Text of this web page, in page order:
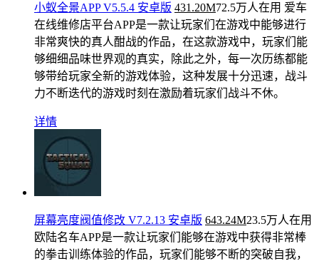
小蚁全景APP V5.5.4 安卓版 431.20M72.5万人在用 爱车
在线维修店平台APP是一款让玩家们在游戏中能够进行
非常爽快的真人酣战的作品，在这款游戏中，玩家们能
够细细品味世界观的真实，除此之外，每一次历练都能
够带给玩家全新的游戏体验，这种发展十分迅速，战斗
力不断迭代的游戏时刻在激励着玩家们战斗不休。
详情
屏幕亮度阀值修改 V7.2.13 安卓版 643.24M23.5万人在用
欧陆名车APP是一款让玩家们能够在游戏中获得非常棒
的拳击训练体验的作品，玩家们能够不断的突破自我，